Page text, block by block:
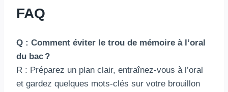
FAQ
Q : Comment éviter le trou de mémoire à l’oral
du bac ?
R : Préparez un plan clair, entraînez-vous à l’oral
et gardez quelques mots-clés sur votre brouillon